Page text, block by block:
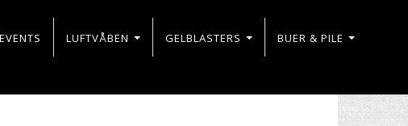
LUFTVÅBEN GELBLASTERS BUER & PILE